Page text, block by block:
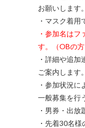
お願いします。
・マスク着用
・参加名はフ
す。（OBの方
・詳細や追
ご案内します。
・参加状況
一般募集を行
・男券・出放
・先着30名様